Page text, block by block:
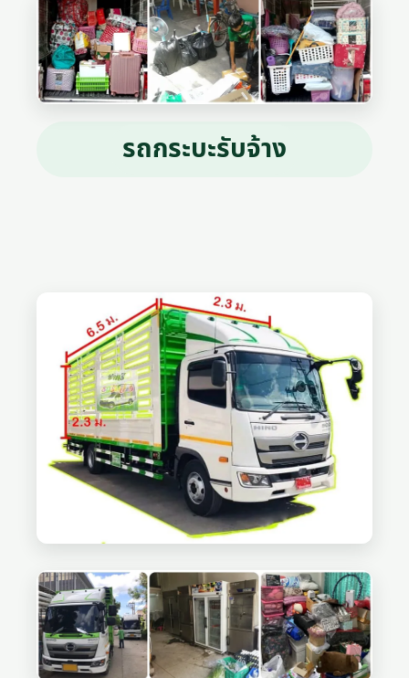
รถกระบะรับจ้าง